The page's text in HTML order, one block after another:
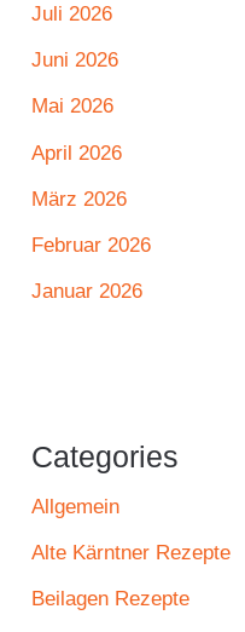
Juli 2026
Juni 2026
Mai 2026
April 2026
März 2026
Februar 2026
Januar 2026
Categories
Allgemein
Alte Kärntner Rezepte
Beilagen Rezepte